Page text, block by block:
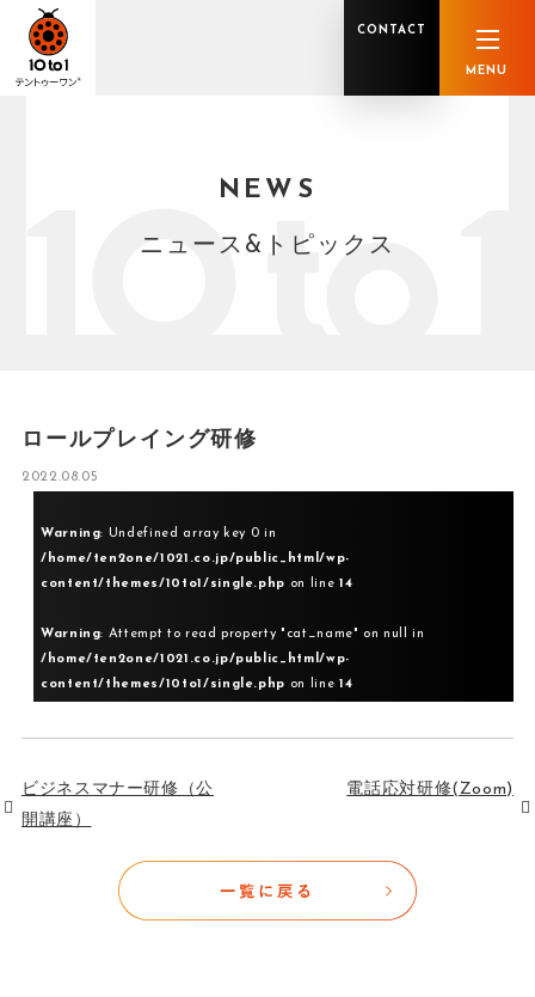
税理士業務
社会保険労務士業務 不動産鑑定士業務 行政書士業務
私たちの軌跡 グループ概要
CONTACT
MENU
NEWS
ニュース&トピックス
ロールプレイング研修
2022.08.05
Warning: Undefined array key 0 in
/home/ten2one/1021.co.jp/public_html/wp-
content/themes/10to1/single.php on line 14
Warning: Attempt to read property "cat_name" on null in
/home/ten2one/1021.co.jp/public_html/wp-
content/themes/10to1/single.php on line 14
ビジネスマナー研修（公
開講座）
電話応対研修(Zoom)